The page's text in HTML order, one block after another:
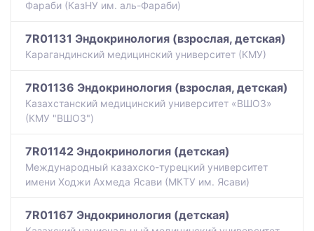
Фараби (КазНУ им. аль-Фараби)
7R01131 Эндокринология (взрослая, детская)
Карагандинский медицинский университет (КМУ)
7R01136 Эндокринология (взрослая, детская)
Казахстанский медицинский университет «ВШОЗ»
(КМУ "ВШОЗ")
7R01142 Эндокринология (детская)
Международный казахско-турецкий университет
имени Ходжи Ахмеда Ясави (МКТУ им. Ясави)
7R01167 Эндокринология (детская)